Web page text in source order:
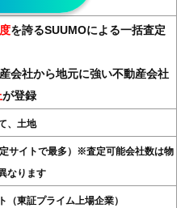
を誇るSUUMOによる一括査定
会社から地元に強い不動産会社
が登録
、土地
サイトで最多）※査定可能会社数は物
なります
（東証プライム上場企業）